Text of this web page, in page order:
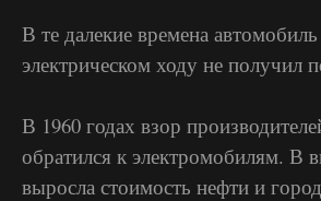
В те далекие времена
электрическом ходу не получил
В 1960 годах взор
обратился к электромобилям. В
выросла стоимость нефти и